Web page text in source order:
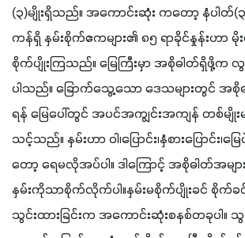
(၃)မျိုးရှိသည်။ အကောင်းဆုံး ကတော့ နံပါတ်(၃
ကန်ရှိ နှမ်းစိုက်ဧကများ၏ ၈၅ ရာခိုင်နှုန်းဟာ မို
စိုက်ပျိုးကြသည်။ မြေကြီးမှာ အစိုဓါတ်ရှိဖို့က လွ
ပါသည်။ ခြောက်သွေ့သော ဒေသများတွင် အစိုဓ
ရန် မြေပေါ်တွင် အပင်အကျွင်းအကျန် တစ်မျိုးမ
သင့်သည်။ နှမ်းဟာ ဝါ၊ပြောင်း၊နှံစားပြောင်း
တော့ ရေမလိုအပ်ပါ။ ဒါကြောင့် အစိုဓါတ်အမျာ
နှမ်းကိုသာစိုက်လိုက်ပါ။နှမ်းမစိုက်ပျိုးခင် စိုက်ခင်း
သွင်းထားခြင်းက အကောင်းဆုံးစနစ်တခုပါ။